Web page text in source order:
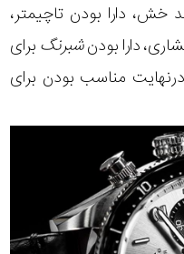
خش، دارا بودن تاچیمتر،
دارا بودنشبرنگ برای
مناسب بودن برای